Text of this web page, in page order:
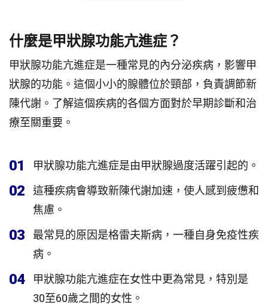
什麼是甲狀腺功能亢進症？
甲狀腺功能亢進症是一種常見的內分泌疾病，影響甲
狀腺的功能。這個小小的腺體位於頸部，負責調節新
陳代謝。了解這個疾病的各個方面對於早期診斷和治
療至關重要。
01 甲狀腺功能亢進症是由甲狀腺過度活躍引起的。
02
這種疾病會導致新陳代謝加速，使人感到疲憊和
焦慮。
03
最常見的原因是格雷夫斯病，一種自身免疫性疾
病。
04
甲狀腺功能亢進症在女性中更為常見，特別是
30至60歲之間的女性。